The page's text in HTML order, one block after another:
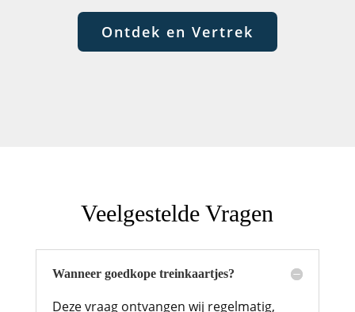
Ontdek en Vertrek
Veelgestelde Vragen
Wanneer goedkope treinkaartjes?
Deze vraag ontvangen wij regelmatig,